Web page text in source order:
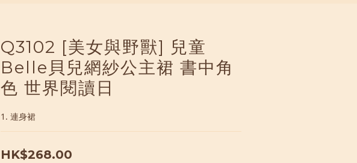
Q3102 [美女與野獸] 兒童
Belle貝兒網紗公主裙 書中角
色 世界閱讀日
1. 連身裙
HK$268.00